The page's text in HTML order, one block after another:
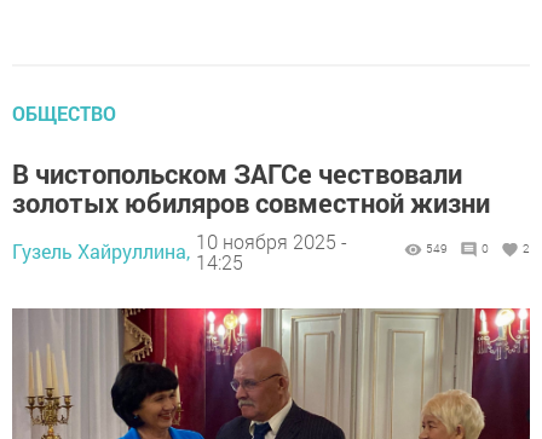
ОБЩЕСТВО
В чистопольском ЗАГСе чествовали
золотых юбиляров совместной жизни
Гузель Хайруллина, 10 ноября 2025 -
14:25
549 0 2